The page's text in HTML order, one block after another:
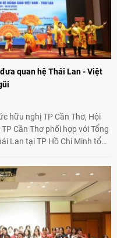
quan hệ Thái Lan - Việt
hữu nghị TP Cần Thơ, Hội
Cần Thơ phối hợp với Tổng
Lan tại TP Hồ Chí Minh tổ
Tại đây, nhấn mạnh vai trò
sự Thái Lan cho biết các
dục, du lịch, ẩm thực,
đã góp phần đưa quan hệ
gắn bó, gần gũi.